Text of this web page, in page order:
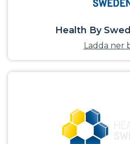
Health By
Ladda ner